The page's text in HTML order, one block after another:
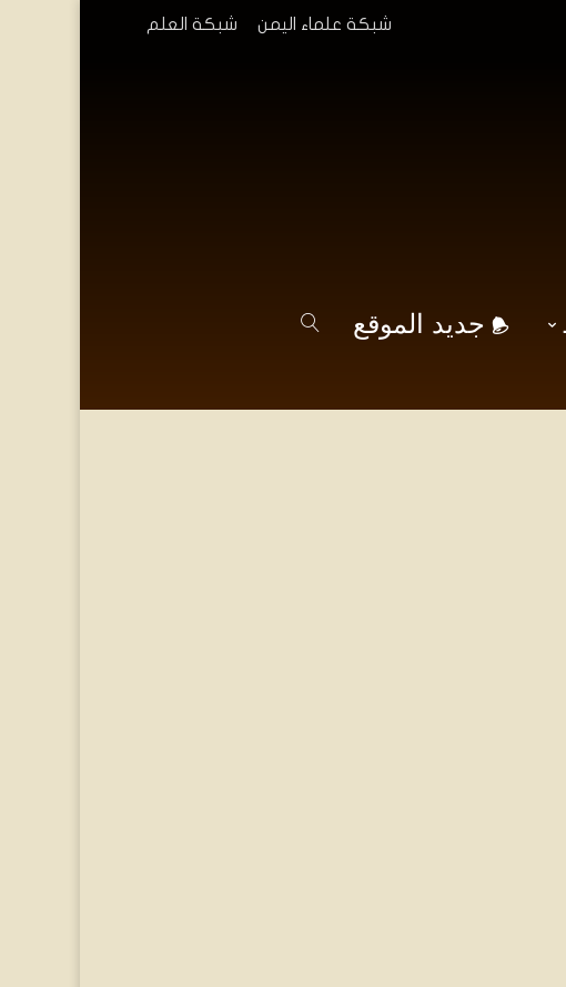
شبكة علماء اليمن شبكة العلم
جديد الموقع